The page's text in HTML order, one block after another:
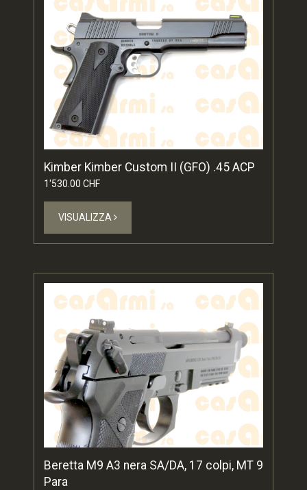
Kimber Kimber Custom II (GFO) .45 ACP
1'530.00 CHF
VISUALIZZA
Beretta M9 A3 nera SA/DA, 17 colpi, MT 9
Para